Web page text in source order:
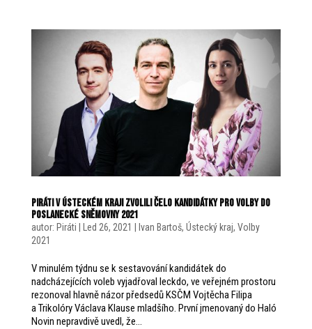
Piráti v Ústeckém kraji zvolili čelo kandidátky pro volby do
Poslanecké sněmovny 2021
autor: Piráti Led 26, 2021 Ivan Bartoš, Ústecký kraj, Volby
2021
V minulém týdnu se k sestavování kandidátek do
nadcházejících voleb vyjadřoval leckdo, ve veřejném prostoru
rezonoval hlavně názor předsedů KSČM Vojtěcha Filipa
a Trikolóry Václava Klause mladšího. První jmenovaný do Haló
Novin nepravdivě uvedl, že...